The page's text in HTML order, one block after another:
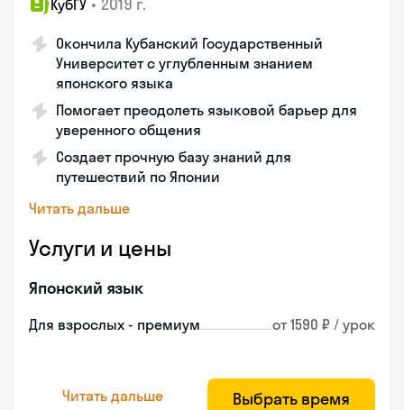
КубГУ
Окончила Кубанский Государственный
Университет с углубленным знанием
японского языка
Помогает преодолеть языковой барьер для
уверенного общения
Создает прочную базу знаний для
путешествий по Японии
Читать дальше
Услуги и цены
Японский язык
Для взрослых - премиум от 1590 ₽ / урок
Читать дальше Выбрать время